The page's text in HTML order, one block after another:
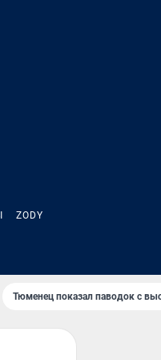
ZODY
Тюменец показал паводок с